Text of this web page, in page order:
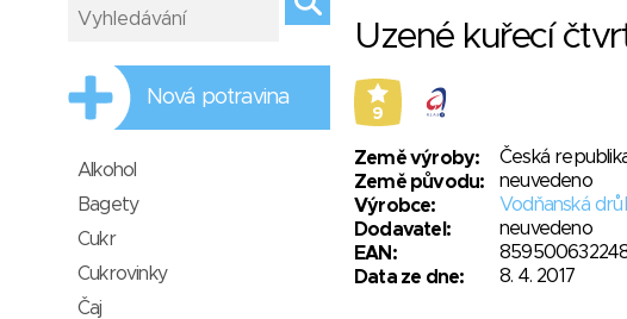
Uzené kuřecí
9
Země výroby:
Česká
Země původu:
neuvedeno
Výrobce:
Vodňanská
Dodavatel:
neuvedeno
EAN:
Data ze dne:
8. 4. 2017
Nová potravina
Alkohol
Bagety
Cukr
Cukrovinky
Čaj